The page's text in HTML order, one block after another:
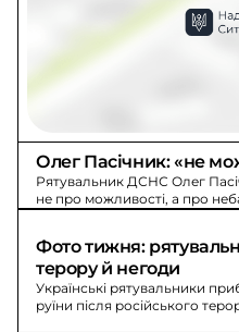
Олег Пасічник: «не
Рятувальник ДСНС Олег
не про можливості, а про
Фото тижня:
терору й негоди
Українські рятувальники
руїни після російського